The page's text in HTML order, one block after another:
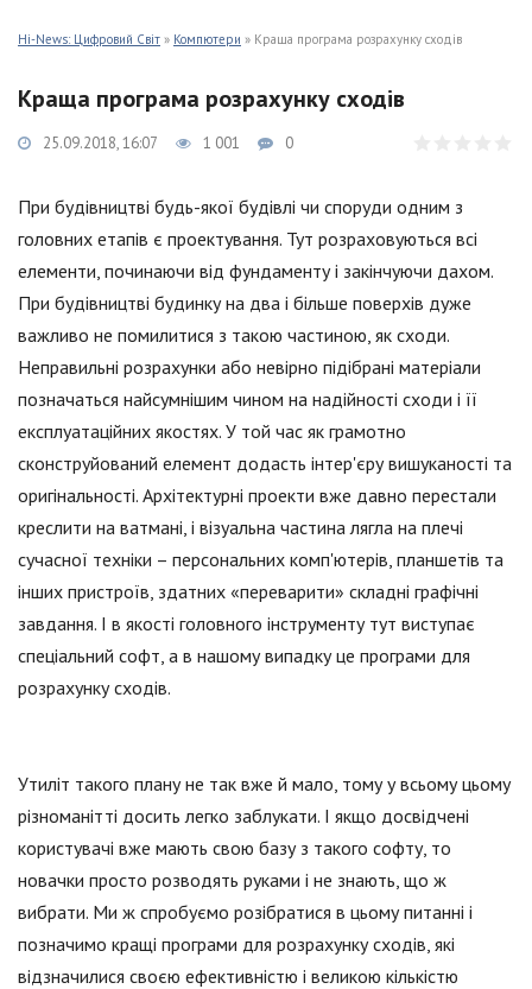
Hi-News: Цифровий Світ » Компютери » Краща програма розрахунку сходів
Краща програма розрахунку сходів
25.09.2018, 16:07 1 001 0
При будівництві будь-якої будівлі чи споруди одним з
головних етапів є проектування. Тут розраховуються всі
елементи, починаючи від фундаменту і закінчуючи дахом.
При будівництві будинку на два і більше поверхів дуже
важливо не помилитися з такою частиною, як сходи.
Неправильні розрахунки або невірно підібрані матеріали
позначаться найсумнішим чином на надійності сходи і її
експлуатаційних якостях. У той час як грамотно
сконструйований елемент додасть інтер'єру вишуканості та
оригінальності. Архітектурні проекти вже давно перестали
креслити на ватмані, і візуальна частина лягла на плечі
сучасної техніки – персональних комп'ютерів, планшетів та
інших пристроїв, здатних «переварити» складні графічні
завдання. І в якості головного інструменту тут виступає
спеціальний софт, а в нашому випадку це програми для
розрахунку сходів.
Утиліт такого плану не так вже й мало, тому у всьому цьому
різноманітті досить легко заблукати. І якщо досвідчені
користувачі вже мають свою базу з такого софту, то
новачки просто розводять руками і не знають, що ж
вибрати. Ми ж спробуємо розібратися в цьому питанні і
позначимо кращі програми для розрахунку сходів, які
відзначилися своєю ефективністю і великою кількістю